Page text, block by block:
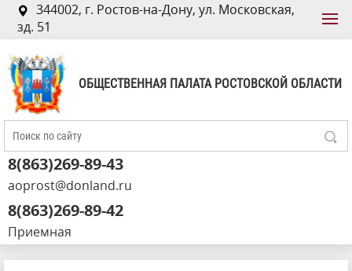
344002, г. Ростов-на-Дону, ул. Московская,
зд. 51
ОБЩЕСТВЕННАЯ ПАЛАТА РОСТОВСКОЙ ОБЛАСТИ
8(863)269-89-43
aoprost@donland.ru
8(863)269-89-42
Приемная